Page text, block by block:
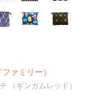
ァミリー）
（ギンガムレッド）